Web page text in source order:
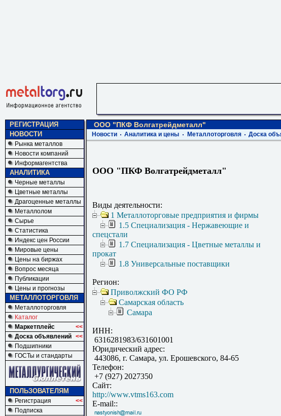
РЕГИСТРАЦИЯ
НОВОСТИ
Рынка металлов
Новости компаний
Информагентства
АНАЛИТИКА
Черные металлы
Цветные металлы
Драгоценные металлы
Металлолом
Сырье
Статистика
Индекс цен России
Мировые цены
Цены на биржах
Вопрос месяца
Публикации
Цены и прогнозы
МЕТАЛЛОТОРГОВЛЯ
Металлоторговля
Каталог
Маркетплейс
<<
Доска объявлений <<
Подшипники
ГОСТы и стандарты
ПОЛЬЗОВАТЕЛЯМ
Регистрация
<<
Подписка
ООО "ПКФ Волгатрейдметалл"
Новости Аналитика и цены Металлоторговля Доска
ООО "ПКФ Волгатрейдметалл"
Виды деятельности:
1 Металлоторговые предприятия и фирмы
1.5 Специализация - Нержавеющие и
спецстали
1.7 Специализация - Цветные металлы и
прокат
1.8 Универсальные поставщики
Регион:
Приволжский ФО РФ
Самарская область
Самара
ИНН:
6316281983/631601001
Юридический адрес:
443086, г. Самара, ул. Ерошевского, 84-65
Телефон:
+7 (927) 2027350
Сайт:
http://www.vtms163.com
E-mail::